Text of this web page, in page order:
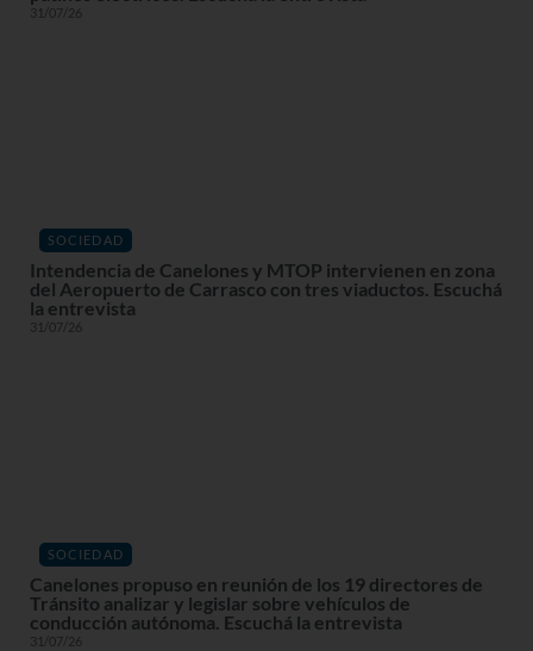
31/07/26
SOCIEDAD
Intendencia de Canelones y MTOP intervienen en zona
del Aeropuerto de Carrasco con tres viaductos. Escuchá
la entrevista
31/07/26
SOCIEDAD
Canelones propuso en reunión de los 19 directores de
Tránsito analizar y legislar sobre vehículos de
conducción autónoma. Escuchá la entrevista
31/07/26